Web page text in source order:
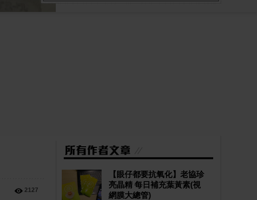
2127
【眼仔都要抗氧化】老協珍
亮晶精 每日補充葉黃素(視
網膜大總管)